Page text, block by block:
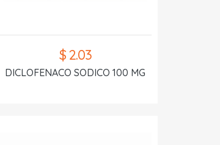
$ 2.03
DICLOFENACO SODICO 100 MG